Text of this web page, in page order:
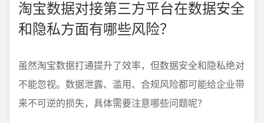
淘宝数据对接第三方平台在数据安全
和隐私方面有哪些风险？
虽然淘宝数据打通提升了效率，但数据安全和隐私绝对
不能忽视。数据泄露、滥用、合规风险都可能给企业带
来不可逆的损失，具体需要注意哪些问题呢？